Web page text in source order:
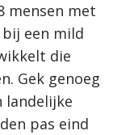
mensen met
een mild
die
Gek genoeg
pas eind